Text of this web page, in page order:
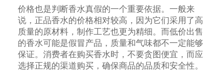
价格也是判断香水真假的一个重要依据。一般来
说，正品香水的价格相对较高，因为它们采用了高
质量的原材料，制作工艺也更为精细。而低价出售
的香水可能是假冒产品，质量和气味都不一定能够
保证。消费者在购买香水时，不要贪图便宜，而应
选择正规的渠道购买，确保商品的品质和安全性。